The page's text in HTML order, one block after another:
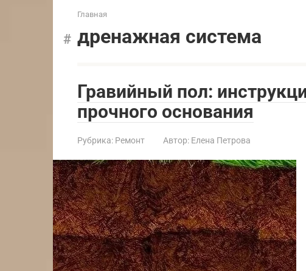
Главная
дренажная система
Гравийный пол:
прочного основания
Рубрика: Ремонт Автор: Елена Петрова